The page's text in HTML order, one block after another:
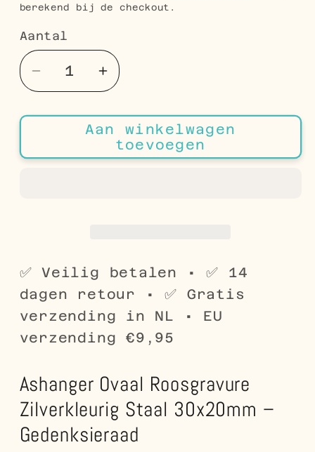
berekend bij de checkout.
Aantal
Aantal
Aantal
verlagen
voor
Ashanger
Ovaal
Gedenksieraad
Aantal
verhogen
voor
Ashanger
Ovaal
Gedenksieraad
Aan winkelwagen
toevoegen
✅ Veilig betalen • ✅ 14
dagen retour • ✅ Gratis
verzending in NL • EU
verzending €9,95
Ashanger Ovaal Roosgravure
Zilverkleurig Staal 30x20mm –
Gedenksieraad